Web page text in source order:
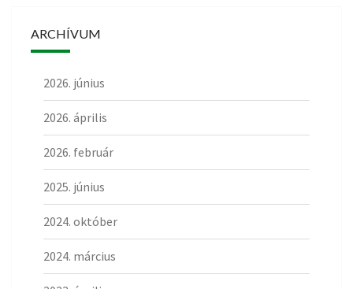
ARCHÍVUM
2026. június
2026. április
2026. február
2025. június
2024. október
2024. március